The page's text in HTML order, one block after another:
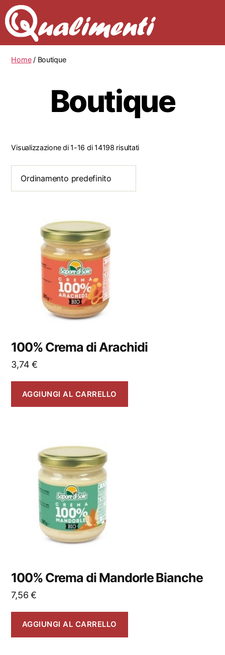
Home/ Boutique
Boutique
Visualizzazione di 1-16 di 14198 risultati
100% Crema di Arachidi
3,74€
AGGIUNGI AL CARRELLO
100% Crema di Mandorle Bianche
7,56€
AGGIUNGI AL CARRELLO